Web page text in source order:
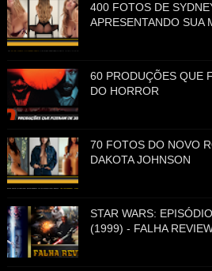
400 FOTOS DE
APRESENTANDO SUA
60 PRODUÇÕES QUE
DO HORROR
70 FOTOS DO NOVO
DAKOTA JOHNSON
STAR WARS:
(1999) - FALHA